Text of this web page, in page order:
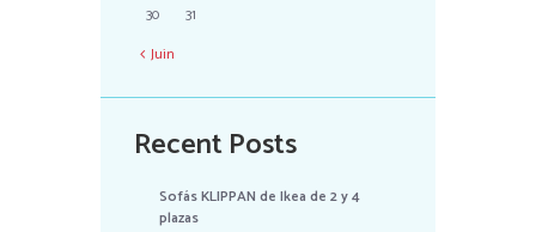
30
31
Juin
Recent Posts
Sofás KLIPPAN de Ikea de 2 y 4
plazas